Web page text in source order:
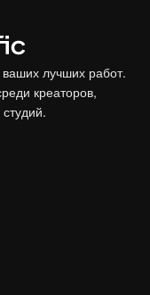
лучших работ.
креаторов,